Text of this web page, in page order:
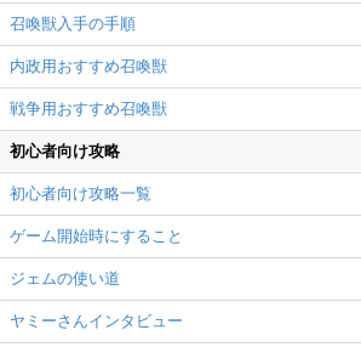
召喚獣入手の手順
内政用おすすめ召喚獣
戦争用おすすめ召喚獣
初心者向け攻略
初心者向け攻略一覧
ゲーム開始時にすること
ジェムの使い道
ヤミーさんインタビュー